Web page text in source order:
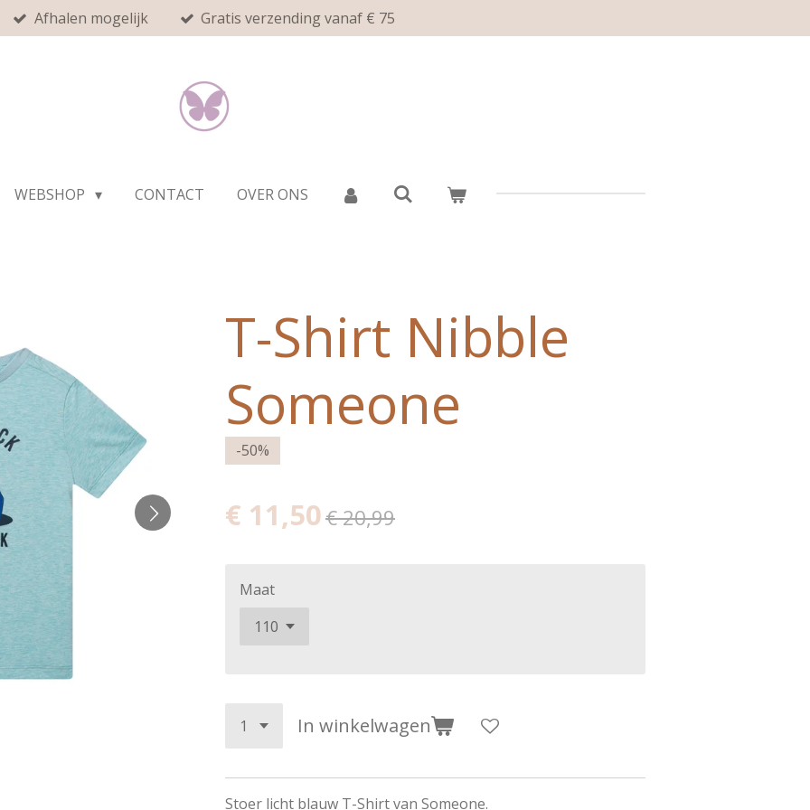
Afhalen mogelijk Gratis verzending vanaf € 75
WEBSHOP CONTACT OVER ONS
T-Shirt Nibble
Someone
-50%
€ 11,50€ 20,99
Maat
In winkelwagen
Stoer licht blauw T-Shirt van Someone.